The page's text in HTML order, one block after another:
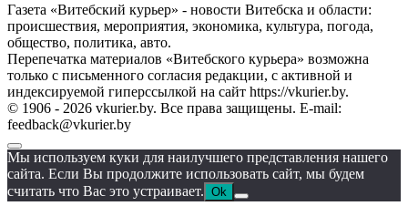
Газета «Витебский курьер» - новости Витебска и области:
происшествия, мероприятия, экономика, культура, погода,
общество, политика, авто.
Перепечатка материалов «Витебского курьера» возможна
только с письменного согласия редакции, с активной и
индексируемой гиперссылкой на сайт https://vkurier.by.
© 1906 - 2026 vkurier.by. Все права защищены. E-mail:
feedback@vkurier.by
Мы используем куки для наилучшего представления нашего
сайта. Если Вы продолжите использовать сайт, мы будем
считать что Вас это устраивает. Ok